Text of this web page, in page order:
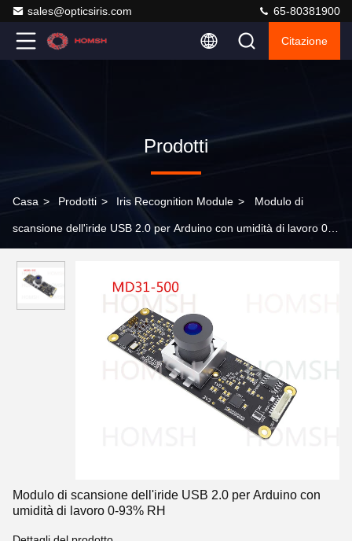
sales@opticsiris.com 65-80381900
Citazione
Prodotti
Casa > Prodotti > Iris Recognition Module > Modulo di
scansione dell'iride USB 2.0 per Arduino con umidità di lavoro 0-
Modulo di scansione dell'iride USB 2.0 per Arduino con
umidità di lavoro 0-93% RH